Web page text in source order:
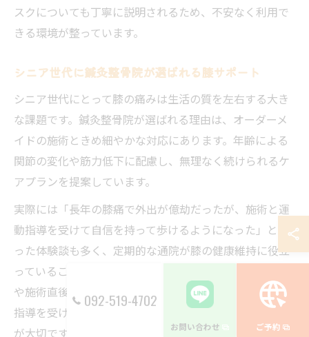
スクについても丁寧に説明されるため、不安なく利用で
きる環境が整っています。
シニア世代に鍼灸整骨院が選ばれる膝サポート
シニア世代にとって膝の痛みは生活の質を左右する大き
な課題です。鍼灸整骨院が選ばれる理由は、オーダーメ
イドの施術ときめ細やかな対応にあります。年齢による
関節の変化や筋力低下に配慮し、無理なく続けられるケ
アプランを提案しています。
実際には「長年の膝痛で外出が億劫だったが、施術と運
動指導を受けて自信を持って歩けるようになった」とい
った体験談も多く、定期的な通院が膝の健康維持に役立
っていることが分かります。注意点として、急激な運動
や施術直後の過度な動作は控える必要があり、専門家の
指導を受けながら無理のないペースで改善を目指すこと
が大切です。
092-519-4702
お問い合わせ ご予約